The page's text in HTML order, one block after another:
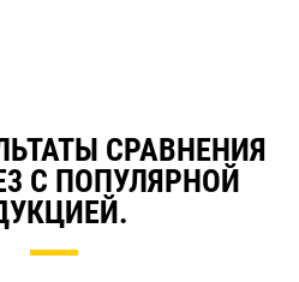
СРАВНЕНИЯ
С ПОПУЛЯРНОЙ